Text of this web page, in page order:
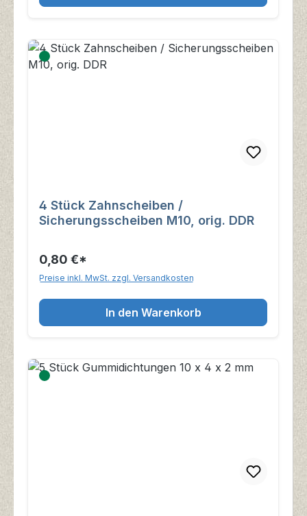
4 Stück Zahnscheiben /
Sicherungsscheiben M10, orig. DDR
0,80 €*
Preise inkl. MwSt. zzgl. Versandkosten
In den Warenkorb